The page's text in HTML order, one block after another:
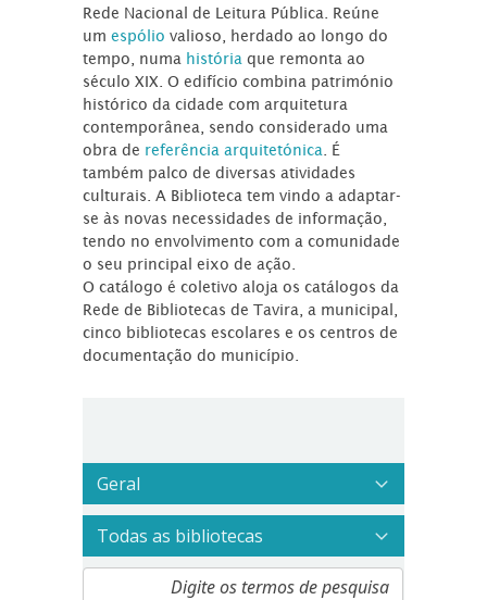
Rede Nacional de Leitura Pública. Reúne
umespóliovalioso, herdado ao longo do
tempo, numa história que remonta ao
século XIX. O edifício combina património
histórico da cidade com arquitetura
contemporânea, sendo considerado uma
obra de referência arquitetónica . É
também palco de diversas atividades
culturais. A Biblioteca tem vindo a adaptar-
se às novas necessidades de informação,
tendo no envolvimento com a comunidade
o seu principal eixo de ação.
O catálogo é coletivo aloja os catálogos da
Rede de Bibliotecas de Tavira, a municipal,
cinco bibliotecas escolares e os centros de
documentação do município.